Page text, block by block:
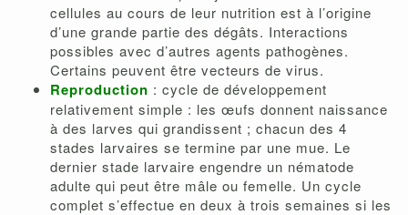
cellules au cours de leur nutrition est à l’origine
d’une grande partie des dégâts. Interactions
possibles avec d’autres agents pathogènes.
Certains peuvent être vecteurs de virus.
Reproduction : cycle de développement
relativement simple : les œufs donnent naissance
à des larves qui grandissent ; chacun des 4
stades larvaires se termine par une mue. Le
dernier stade larvaire engendre un nématode
adulte qui peut être mâle ou femelle. Un cycle
complet s’effectue en deux à trois semaines si les